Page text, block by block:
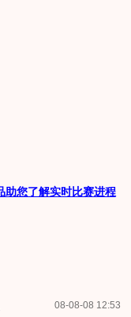
助您了解实时比赛进程
08-08-08 12:53